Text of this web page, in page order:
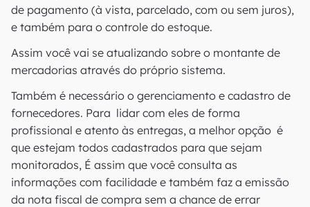
de pagamento (à vista, parcelado, com ou sem juros),
e também para o controle do estoque.
Assim você vai se atualizando sobre o montante de
mercadorias através do próprio sistema.
Também é necessário o gerenciamento e cadastro de
fornecedores. Para lidar com eles de forma
profissional e atento às entregas, a melhor opção é
que estejam todos cadastrados para que sejam
monitorados, É assim que você consulta as
informações com facilidade e também faz a emissão
da nota fiscal de compra sem a chance de errar